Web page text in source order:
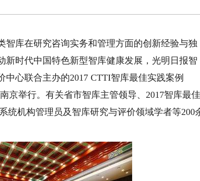
智库在研究咨询实务和管理方面的创新经验与独
时代中国特色新型智库健康发展，光明日报智
心联合主办的2017 CTTI智库最佳实践案例
京举行。有关省市智库主管领导、2017智库最佳
统机构管理员及智库研究与评价领域学者等200